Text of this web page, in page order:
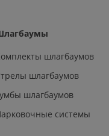
шлагбаумов
шлагбаумов
шлагбаумов
системы